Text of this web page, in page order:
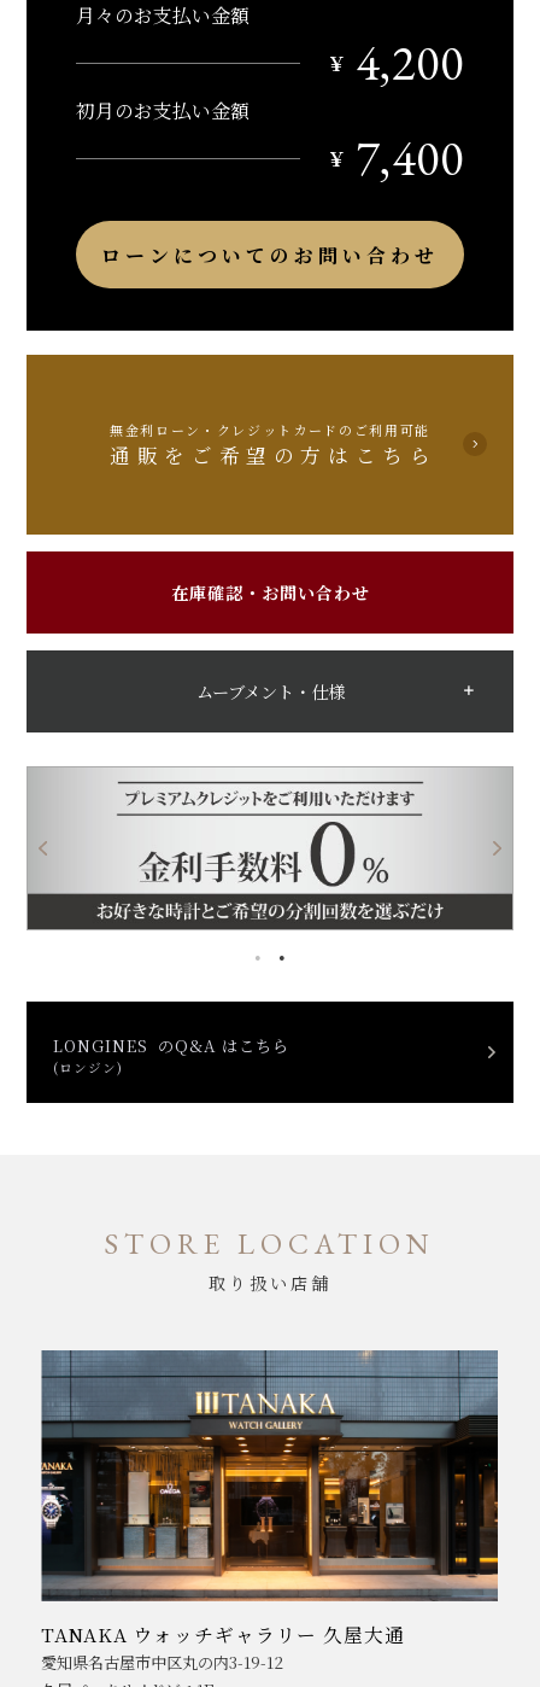
月々のお支払い金額
￥ 4,200
初月のお支払い金額
￥ 7,400
ローンについてのお問い合わせ
無金利ローン・クレジットカードのご利用可能
通販をご希望の方はこちら
在庫確認・お問い合わせ
ムーブメント・仕様
LONGINES のQ&A はこちら
(ロンジン)
STORE LOCATION
取り扱い店舗
TANAKA ウォッチギャラリー 久屋大通
愛知県名古屋市中区丸の内3-19-12